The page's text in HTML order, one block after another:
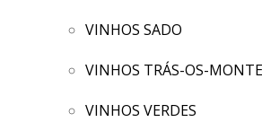
VINHOS SADO
VINHOS TRÁS-OS-
VINHOS VERDES